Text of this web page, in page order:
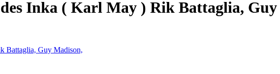
Inka ( Karl May ) Rik Battaglia, Guy